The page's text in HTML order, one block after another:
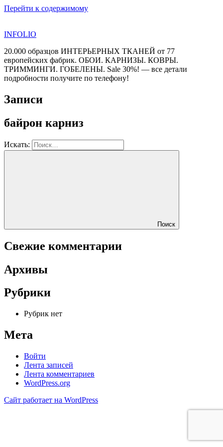
Перейти к содержимому
INFOLIO
20.000 образцов ИНТЕРЬЕРНЫХ ТКАНЕЙ от 77
европейских фабрик. ОБОИ. КАРНИЗЫ. КОВРЫ.
ТРИММИНГИ. ГОБЕЛЕНЫ. Sale 30%! — все детали
подробности получите по телефону!
Записи
байрон карниз
Искать:
Поиск
Свежие комментарии
Архивы
Рубрики
Рубрик нет
Мета
Войти
Лента записей
Лента комментариев
WordPress.org
Сайт работает на WordPress